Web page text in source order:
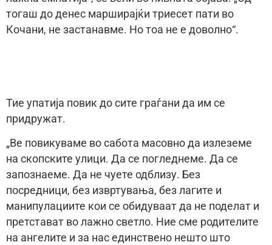
тогаш до денес марширајќи триесет пати во
Кочани, не застанавме. Но тоа не е доволно“.
Тие упатија повик до сите граѓани да им се
придружат.
„Ве повикуваме во сабота масовно да излеземе
на скопските улици. Да се погледнеме. Да се
запознаеме. Да не чуете одблизу. Без
посредници, без извртувања, без лагите и
манипулациите кои се обидуваат да не поделат и
претстават во лажно светло. Ние сме родителите
на ангелите и за нас единствено нешто што